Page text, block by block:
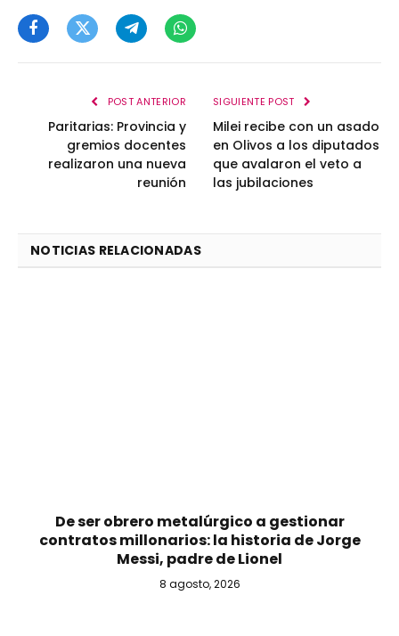
FacebookTwitterTelegramWhatsApp
POST ANTERIOR
Paritarias: Provincia y
gremios docentes
realizaron una nueva
reunión
SIGUIENTE POST
Milei recibe con un asado
en Olivos a los diputados
que avalaron el veto a
las jubilaciones
NOTICIAS RELACIONADAS
De ser obrero metalúrgico a gestionar
contratos millonarios: la historia de Jorge
Messi, padre de Lionel
8 agosto, 2026